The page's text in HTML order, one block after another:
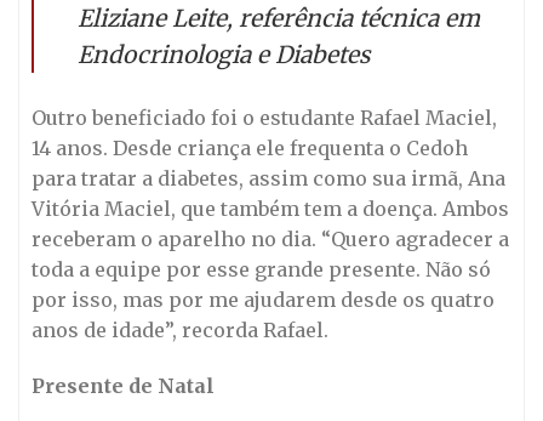
Eliziane Leite, referência técnica em
Endocrinologia e Diabetes
Outro beneficiado foi o estudante Rafael Maciel,
14 anos. Desde criança ele frequenta o Cedoh
para tratar a diabetes, assim como sua irmã, Ana
Vitória Maciel, que também tem a doença. Ambos
receberam o aparelho no dia. “Quero agradecer a
toda a equipe por esse grande presente. Não só
por isso, mas por me ajudarem desde os quatro
anos de idade”, recorda Rafael.
Presente de Natal